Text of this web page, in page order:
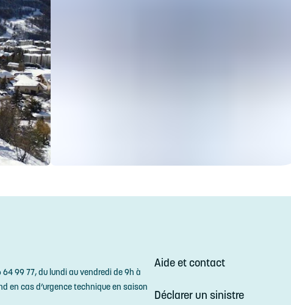
99 77, du lundi au vendredi de 9h à
en cas d’urgence technique en saison
Aide et contact
Déclarer un sinistre